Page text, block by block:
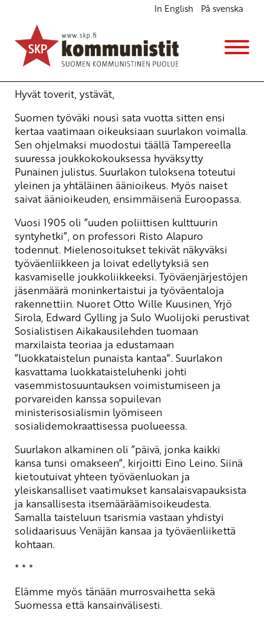
In English På svenska
Puhe 1905 suurlakon ja Punaisen julkistuksen
100-vuotisjuhlassa
Ajankohtaista
18.10.2006 - 9:27
Yrjö Hakanen
Hyvät toverit, ystävät,
Suomen työväki nousi sata vuotta sitten ensi
kertaa vaatimaan oikeuksiaan suurlakon voimalla.
Sen ohjelmaksi muodostui täällä Tampereella
suuressa joukkokokouksessa hyväksytty
Punainen julistus. Suurlakon tuloksena toteutui
yleinen ja yhtäläinen äänioikeus. Myös naiset
saivat äänioikeuden, ensimmäisenä Euroopassa.
Vuosi 1905 oli ”uuden poliittisen kulttuurin
syntyhetki”, on professori Risto Alapuro
todennut. Mielenosoitukset tekivät näkyväksi
työväenliikkeen ja loivat edellytyksiä sen
kasvamiselle joukkoliikkeeksi. Työväenjärjestöjen
jäsenmäärä moninkertaistui ja työväentaloja
rakennettiin. Nuoret Otto Wille Kuusinen, Yrjö
Sirola, Edward Gylling ja Sulo Wuolijoki perustivat
Sosialistisen Aikakausilehden tuomaan
marxilaista teoriaa ja edustamaan
”luokkataistelun punaista kantaa”. Suurlakon
kasvattama luokkataisteluhenki johti
vasemmistosuuntauksen voimistumiseen ja
porvareiden kanssa sopuilevan
ministerisosialismin lyömiseen
sosialidemokraattisessa puolueessa.
Suurlakon alkaminen oli ”päivä, jonka kaikki
kansa tunsi omakseen”, kirjoitti Eino Leino. Siinä
kietoutuivat yhteen työväenluokan ja
yleiskansalliset vaatimukset kansalaisvapauksista
ja kansallisesta itsemääräämisoikeudesta.
Samalla taisteluun tsarismia vastaan yhdistyi
solidaarisuus Venäjän kansaa ja työväenliikettä
kohtaan.
* * *
Elämme myös tänään murrosvaihetta sekä
Suomessa että kansainvälisesti.